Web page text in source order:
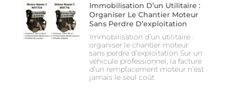
Immobilisation D’un Utilitaire :
Organiser Le Chantier Moteur
Sans Perdre D’exploitation
Immobilisation d’un utilitaire :
organiser le chantier moteur
sans perdre d’exploitation Sur un
véhicule professionnel, la facture
d’un remplacement moteur n’est
jamais le seul coût